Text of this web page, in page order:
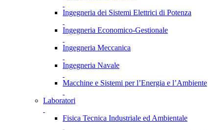
Ingegneria dei Sistemi Elettrici di Potenza
Ingegneria Economico-Gestionale
Ingegneria Meccanica
Ingegneria Navale
Macchine e Sistemi per l’Energia e l’Ambiente
Laboratori
Fisica Tecnica Industriale ed Ambientale